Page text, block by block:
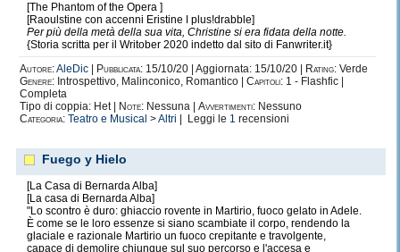
[The Phantom of the Opera ]
[Raoulstine con accenni Eristine ǀ plus!drabble]
Per più della metà della sua vita, Christine si era fidata della notte.
{Storia scritta per il Writober 2020 indetto dal sito di Fanwriter.it}
Autore:AleDic Pubblicata: 15/10/20 | Aggiornata: 15/10/20 | Rating: Verde
Genere: Introspettivo, Malinconico, Romantico | Capitoli: 1 - Flashfic |
Completa
Tipo di coppia: Het |
Note: Nessuna | Avvertimenti: Nessuno
Categoria: Teatro e Musical >Altri | Leggi le 1 recensioni
Fuego y Hielo
[La Casa di Bernarda Alba]
[La casa di Bernarda Alba]
"Lo scontro è duro: ghiaccio rovente in Martirio, fuoco gelato in Adele.
È come se le loro essenze si siano scambiate il corpo, rendendo la
glaciale e razionale Martirio un fuoco crepitante e travolgente,
capace di demolire chiunque sul suo percorso e l'accesa e